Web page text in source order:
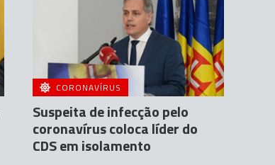
CORONAVÍRUS
Suspeita de infecção pelo
coronavírus coloca líder do
CDS em isolamento